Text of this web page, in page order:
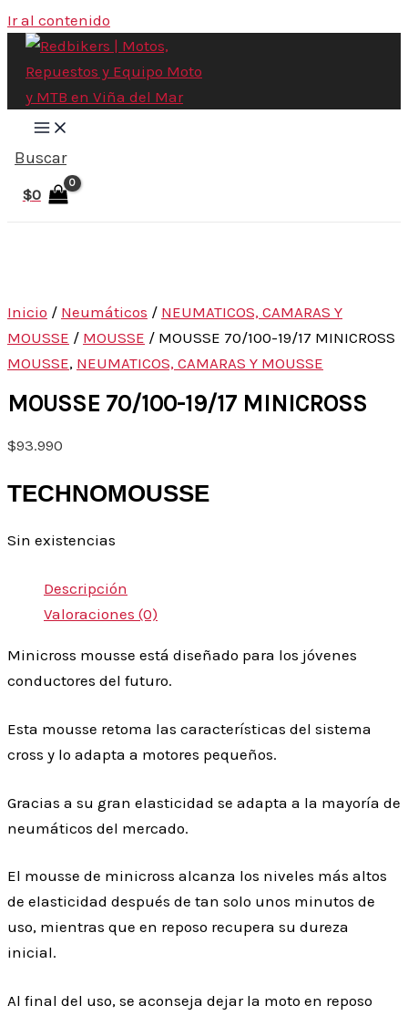
Ir al contenido
Buscar
$0
Inicio / Neumáticos / NEUMATICOS, CAMARAS Y
MOUSSE / MOUSSE / MOUSSE 70/100-19/17 MINICROSS
MOUSSE, NEUMATICOS, CAMARAS Y MOUSSE
MOUSSE 70/100-19/17 MINICROSS
$93.990
TECHNOMOUSSE
Sin existencias
Descripción
Valoraciones (0)
Minicross mousse está diseñado para los jóvenes
conductores del futuro.
Esta mousse retoma las características del sistema
cross y lo adapta a motores pequeños.
Gracias a su gran elasticidad se adapta a la mayoría de
neumáticos del mercado.
El mousse de minicross alcanza los niveles más altos
de elasticidad después de tan solo unos minutos de
uso, mientras que en reposo recupera su dureza
inicial.
Al final del uso, se aconseja dejar la moto en reposo